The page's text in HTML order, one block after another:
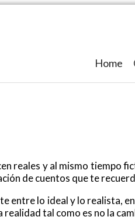
Home
reales y al mismo tiempo
de cuentos que te
entre lo ideal y lo realista,
tal como es no la